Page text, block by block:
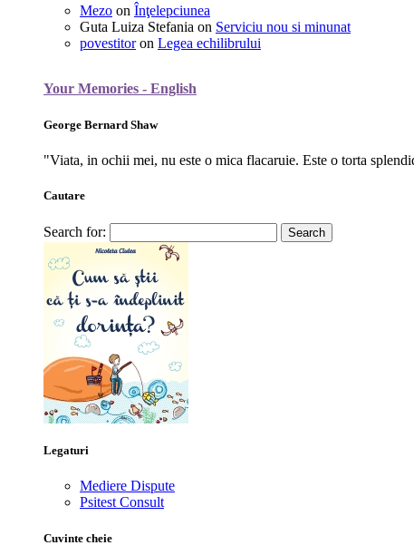
Mezo on Înţelepciunea
Guta Luiza Stefania on Serviciu nou si minunat
povestitoron Legea echilibrului
Your Memories - English
George Bernard Shaw
"Viata, in ochii mei, nu este o mica flacaruie. Este o torta
Cautare
Search for:
Legaturi
Mediere Dispute
Psitest Consult
Cuvinte cheie